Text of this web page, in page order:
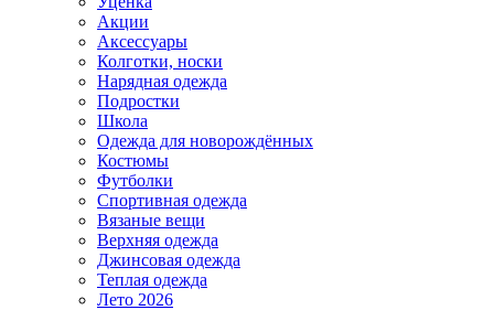
Акции
Аксессуары
Колготки, носки
Нарядная одежда
Подростки
Школа
Одежда для новорождённых
Костюмы
Футболки
Спортивная одежда
Вязаные вещи
Верхняя одежда
Джинсовая одежда
Теплая одежда
Лето 2026